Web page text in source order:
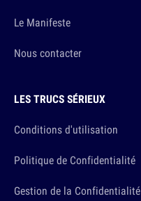
Le Manifeste
Nous contacter
LES TRUCS SÉRIEUX
Conditions d'utilisation
Politique de Confidentialité
Gestion de la Confidentialité